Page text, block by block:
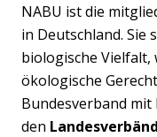
NABU ist die
in Deutschland. Sie
biologische Vielfalt,
ökologische
Bundesverband
den